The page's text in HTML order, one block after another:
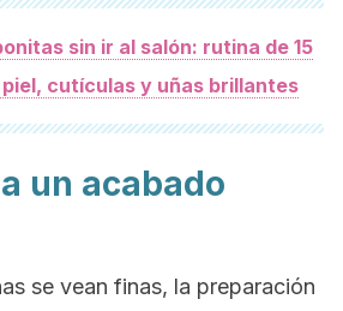
sin ir al salón: rutina de 15
cutículas y uñas brillantes
un acabado
se vean finas, la preparación